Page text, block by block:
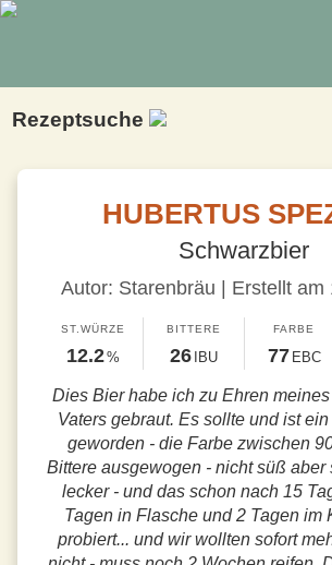
Rezeptsuche
HUBERTUS
Schwarzbier
Autor: Starenbräu | Erstellt am
ST.WÜRZE
12.2%
BITTERE
26 IBU
FARBE
77 EBC
Dies Bier habe ich zu Ehren
Vaters gebraut. Es sollte und ist
geworden - die Farbe zwischen
Bittere ausgewogen - nicht süß aber
lecker - und das schon nach 15
Tagen in Flasche und 2 Tagen im
probiert... und wir wollten sofort